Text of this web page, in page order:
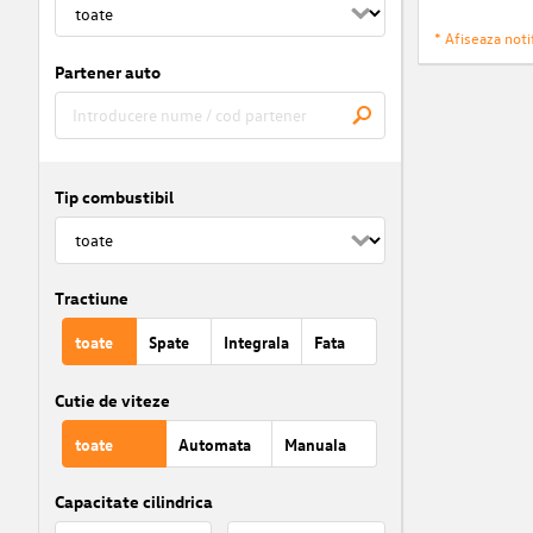
Partener auto
Tip combustibil
Tractiune
toate Spate Integrala Fata
Cutie de viteze
toate Automata Manuala
Capacitate cilindrica
* Afiseaza